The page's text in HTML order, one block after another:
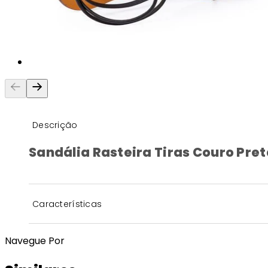
Descrição
Sandália Rasteira Tiras Couro
Características
Navegue Por